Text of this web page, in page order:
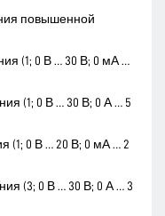
повышенной
(1; 0 В … 30 В; 0 мА …
(1; 0 В … 30 В; 0 А … 5
(1; 0 В … 20 В; 0 мА … 2
(3; 0 В … 30 В; 0 А … 3